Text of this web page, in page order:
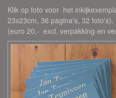
Klik op foto voor het
23x23cm, 36 pagina's, 32 foto's).
(euro 20,- excl. verpakking-en